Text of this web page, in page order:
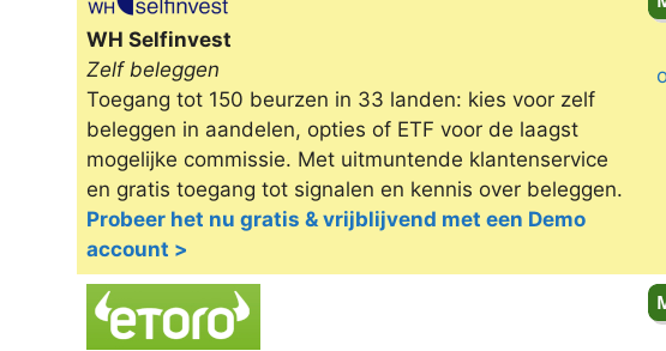
WH Selfinvest
Zelf beleggen
Toegang tot 150 beurzen in 33 landen: kies voor zelf
beleggen in aandelen, opties of ETF voor de laagst
mogelijke commissie. Met uitmuntende klantenservice
en gratis toegang tot signalen en kennis over beleggen.
Probeer het nu gratis & vrijblijvend met een Demo
account >